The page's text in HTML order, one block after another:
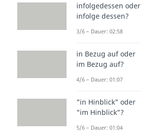
infolgedessen oder
infolge dessen?
3/6 – Dauer: 02:58
in Bezug auf oder
im Bezug auf?
4/6 – Dauer: 01:07
"in Hinblick" oder
"im Hinblick"?
5/6 – Dauer: 01:04